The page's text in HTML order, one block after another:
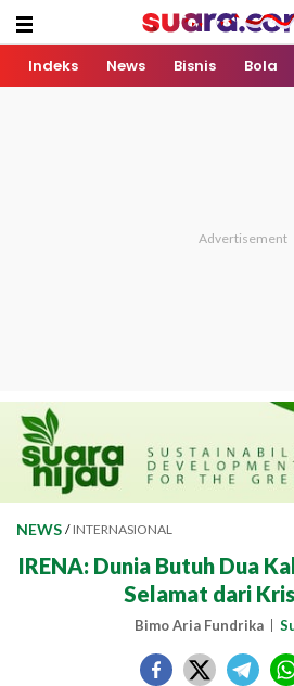
Indeks News Bisnis Bola
NEWS / INTERNASIONAL
IRENA: Dunia Butuh Dua
Selamat dari
Bimo Aria Fundrika